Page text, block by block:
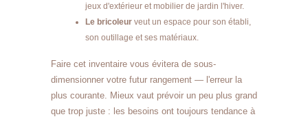
jeux d'extérieur et mobilier de jardin l'hiver.
Le bricoleur veut un espace pour son établi,
son outillage et ses matériaux.
Faire cet inventaire vous évitera de sous-
dimensionner votre futur rangement — l'erreur la
plus courante. Mieux vaut prévoir un peu plus grand
que trop juste : les besoins ont toujours tendance à